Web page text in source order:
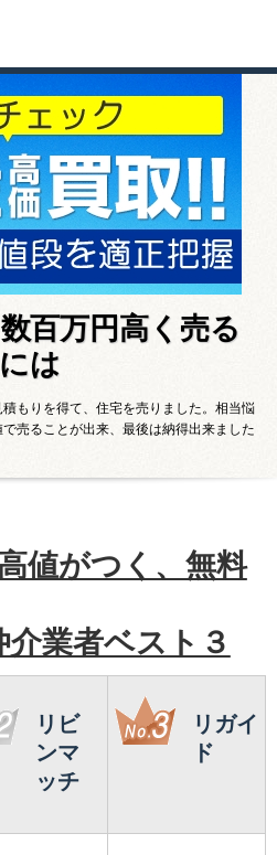
百万円高く売る
には
もりを得て、住宅を売りました。相当悩
売ることが出来、最後は納得出来ました
値がつく、無料
業者ベスト３
リビ
ンマ
ッチ
リガイ
ド